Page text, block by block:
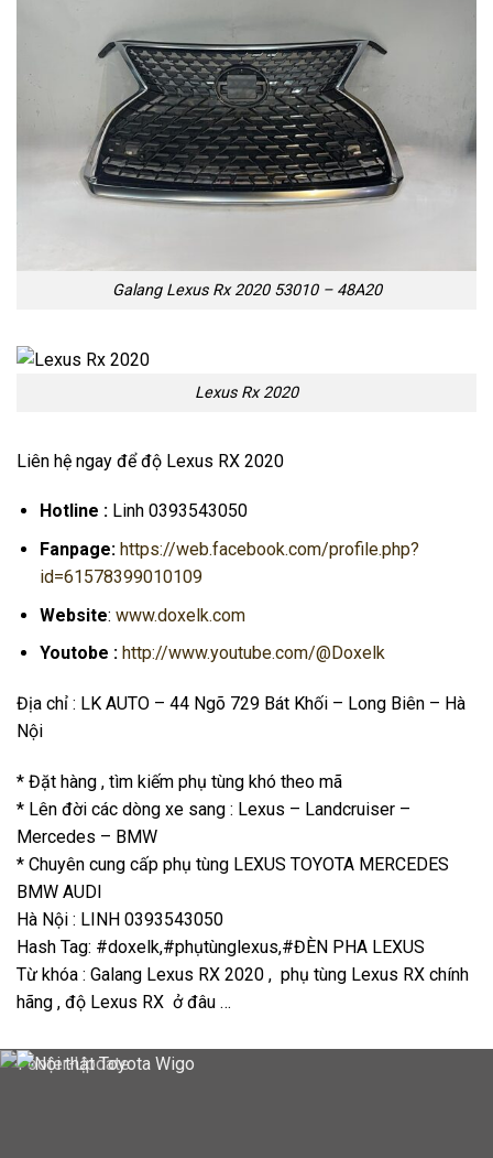
Galang Lexus Rx 2020 53010 – 48A20
Lexus Rx 2020
Liên hệ ngay để độ Lexus RX 2020
Hotline :Linh 0393543050
Fanpage: https://web.facebook.com/profile.php?
id=61578399010109
Website: www.doxelk.com
Youtobe : http://www.youtube.com/@Doxelk
Địa chỉ : LK AUTO – 44 Ngõ 729 Bát Khối – Long Biên – Hà
Nội
* Đặt hàng , tìm kiếm phụ tùng khó theo mã
* Lên đời các dòng xe sang : Lexus – Landcruiser –
Mercedes – BMW
* Chuyên cung cấp phụ tùng LEXUS TOYOTA MERCEDES
BMW AUDI
Hà Nội : LINH 0393543050
Hash Tag: #doxelk,#phụtùnglexus,#ĐÈN PHA LEXUS
Từ khóa : Galang Lexus RX 2020 , phụ tùng Lexus RX chính
hãng , độ Lexus RX ở đâu …